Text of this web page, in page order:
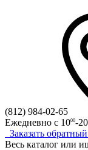
(812) 984-02-65
Ежедневно с 1000-20
Заказать обратный
Весь каталог или